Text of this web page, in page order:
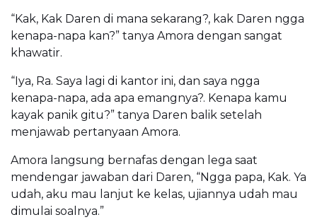
“Kak, Kak Daren di mana sekarang?, kak Daren ngga
kenapa-napa kan?” tanya Amora dengan sangat
khawatir.
“Iya, Ra. Saya lagi di kantor ini, dan saya ngga
kenapa-napa, ada apa emangnya?. Kenapa kamu
kayak panik gitu?” tanya Daren balik setelah
menjawab pertanyaan Amora.
Amora langsung bernafas dengan lega saat
mendengar jawaban dari Daren, “Ngga papa, Kak. Ya
udah, aku mau lanjut ke kelas, ujiannya udah mau
dimulai soalnya.”